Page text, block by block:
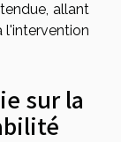
allant
l'intervention
sur la